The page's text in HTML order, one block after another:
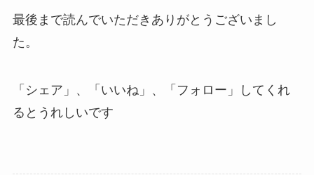
最後まで読んでいただきありがとうございまし
た。
「シェア」、「いいね」、「フォロー」してくれ
るとうれしいです